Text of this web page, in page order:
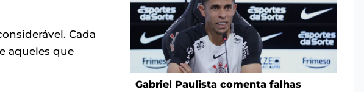
Cada
aqueles que
Gabriel Paulista comenta falhas